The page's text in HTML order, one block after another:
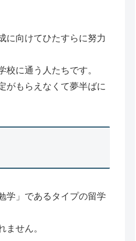
に向けてひたすらに努力
に通う人たちです。
がもらえなくて夢半ばに
学」であるタイプの留学
せん。